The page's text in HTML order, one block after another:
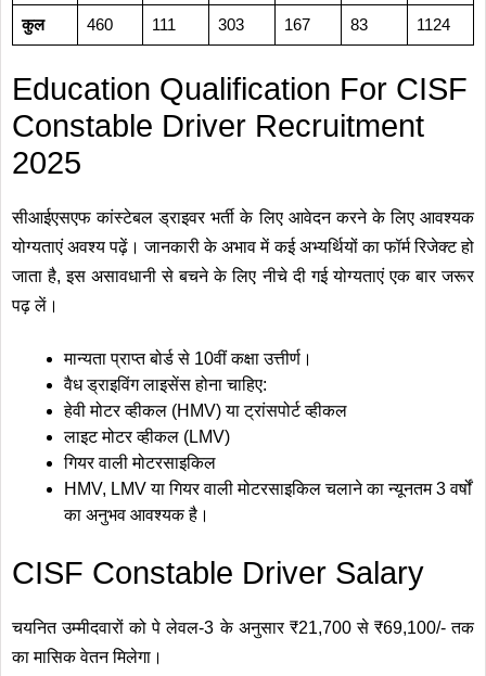
कुल 460 111 303 167 83 1124
Education Qualification For CISF
Constable Driver Recruitment
2025
सीआईएसएफ कांस्टेबल ड्राइवर भर्ती के लिए आवेदन करने के लिए आवश्यक
योग्यताएं अवश्य पढ़ें। जानकारी के अभाव में कई अभ्यर्थियों का फॉर्म रिजेक्ट हो
जाता है, इस असावधानी से बचने के लिए नीचे दी गई योग्यताएं एक बार जरूर
पढ़ लें।
मान्यता प्राप्त बोर्ड से 10वीं कक्षा उत्तीर्ण।
वैध ड्राइविंग लाइसेंस होना चाहिए:
हेवी मोटर व्हीकल (HMV) या ट्रांसपोर्ट व्हीकल
लाइट मोटर व्हीकल (LMV)
गियर वाली मोटरसाइकिल
HMV, LMV या गियर वाली मोटरसाइकिल चलाने का न्यूनतम 3 वर्षों
का अनुभव आवश्यक है।
CISF Constable Driver Salary
चयनित उम्मीदवारों को पे लेवल-3 के अनुसार ₹21,700 से ₹69,100/- तक
का मासिक वेतन मिलेगा।